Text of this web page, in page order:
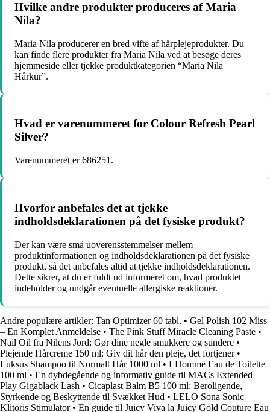
Hvilke andre produkter produceres af Maria
Nila?
Maria Nila producerer en bred vifte af hårplejeprodukter. Du
kan finde flere produkter fra Maria Nila ved at besøge deres
hjemmeside eller tjekke produktkategorien “Maria Nila
Hårkur”.
Hvad er varenummeret for Colour Refresh Pearl
Silver?
Varenummeret er 686251.
Hvorfor anbefales det at tjekke
indholdsdeklarationen på det fysiske produkt?
Der kan være små uoverensstemmelser mellem
produktinformationen og indholdsdeklarationen på det fysiske
produkt, så det anbefales altid at tjekke indholdsdeklarationen.
Dette sikrer, at du er fuldt ud informeret om, hvad produktet
indeholder og undgår eventuelle allergiske reaktioner.
Andre populære artikler: Tan Optimizer 60 tabl. • Gel Polish 102 Miss
– En Komplet Anmeldelse • The Pink Stuff Miracle Cleaning Paste •
Nail Oil fra Nilens Jord: Gør dine negle smukkere og sundere •
Plejende Hårcreme 150 ml: Giv dit hår den pleje, det fortjener•
Luksus Shampoo til Normalt Hår 1000 ml • LHomme Eau de Toilette
100 ml • En dybdegående og informativ guide til MACs Extended
Play Gigablack Lash • Cicaplast Balm B5 100 ml: Beroligende,
Styrkende og Beskyttende til Svækket Hud • LELO Sona Sonic
Klitoris Stimulator• En guide til Juicy Viva la Juicy Gold Couture Eau